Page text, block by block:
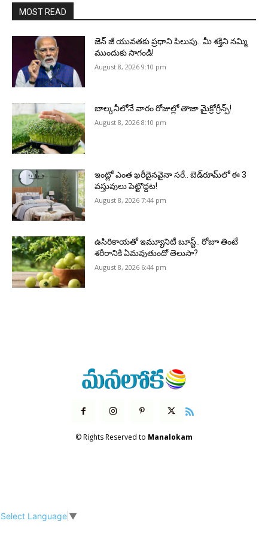
MOST READ
జెన్‌ జీ యువతకు ప్రధాని పిలుపు.. మీ శక్తిని నమ్మి
ముందుకు సాగండి!
August 8, 2026 9:10 pm
బాల్కనీలోనే వారం రోజుల్లో తాజా మైక్రోగ్రీన్స్‌!
August 8, 2026 8:10 pm
ఇంట్లో ఎంత ఖరీదైనవైనా సరే.. బెడ్‌రూమ్‌లో ఈ 3
వస్తువులు పెట్టొద్దట!
August 8, 2026 7:44 pm
ఉసిరికాయతో ఇమ్యూనిటీ బూస్ట్‌.. రోజూ తింటే
శరీరానికి ఏమవుతుందో తెలుసా?
August 8, 2026 6:44 pm
© Rights Reserved to Manalokam
Select Language ▼